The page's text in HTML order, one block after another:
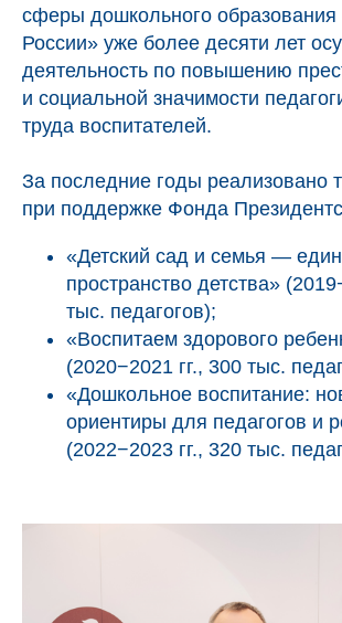
сферы дошкольного образования
России» уже более десяти лет
деятельность по повышению
и социальной значимости
труда воспитателей.
За последние годы реализовано
при поддержке Фонда
«Детский сад и семья —
пространство детства»
тыс. педагогов);
«Воспитаем здорового
(2020−2021 гг., 300 тыс.
«Дошкольное воспитание:
ориентиры для педагогов и
(2022−2023 гг., 320 тыс.